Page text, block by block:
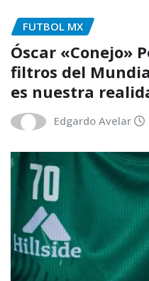
FUTBOL MX
Óscar «Conejo»
filtros del
es nuestra
Edgardo Avelar